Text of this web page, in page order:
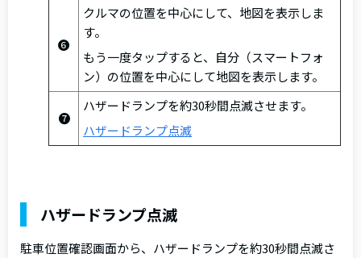
❻
クルマの位置を中心にして、地図を表示しま
す。
もう一度タップすると、自分（スマートフォ
ン）の位置を中心にして地図を表示します。
❼
ハザードランプを約30秒間点滅させます。
ハザードランプ点滅
ハザードランプ点滅
駐車位置確認画面から、ハザードランプを約30秒間点滅さ